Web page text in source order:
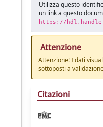
Utilizza questo
un link a questo
https://
Attenzione
Attenzione! I dati
sottoposti a
Citazioni